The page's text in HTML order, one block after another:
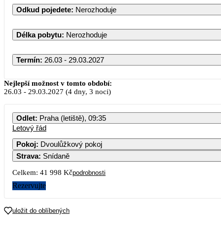
Odkud pojedete: Nerozhoduje
Délka pobytu: Nerozhoduje
Termín: 26.03 - 29.03.2027
Březen 2027
PO ÚT ST ČT PÁ SO NE
Nejlepší možnost v tomto období:
26.03 - 29.03.2027 (4 dny, 3 noci)
Odlet: Praha (letiště), 09:35
Letový řád
Pokoj: Dvoulůžkový pokoj
Strava: Snídaně
Celkem: 41 998 Kčpodrobnosti
Rezervujte
uložit do oblíbených